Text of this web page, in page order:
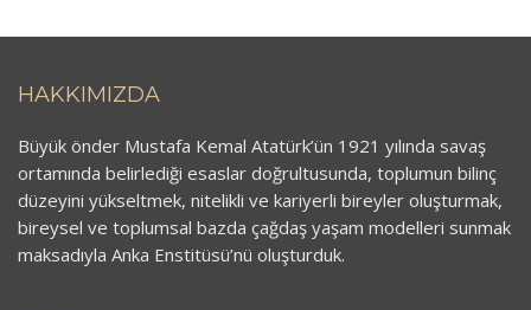
HAKKIMIZDA
Büyük önder Mustafa Kemal Atatürk’ün 1921 yılında savaş
ortamında belirlediği esaslar doğrultusunda, toplumun bilinç
düzeyini yükseltmek, nitelikli ve kariyerli bireyler oluşturmak,
bireysel ve toplumsal bazda çağdaş yaşam modelleri sunmak
maksadıyla Anka Enstitüsü’nü oluşturduk.